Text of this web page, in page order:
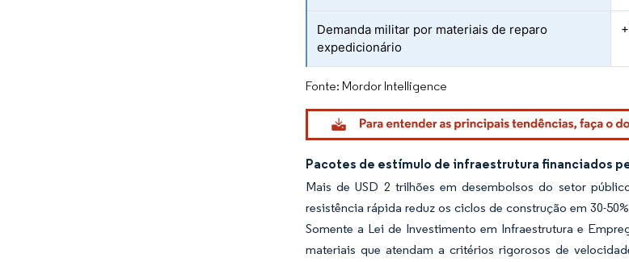
Demanda militar por materiais de reparo
expedicionário
Fonte: Mordor Intelligence
Pacotes de estímulo de infraestrutura financiados
Mais de USD 2 trilhões em desembolsos do setor
resistência rápida reduz os ciclos de construção em 30-
Somente a Lei de Investimento em Infraestrutura e
materiais que atendam a critérios rigorosos de